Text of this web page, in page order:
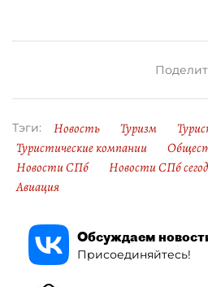
Тэги: Новость Туризм
Туристические компании
Новости СПб
Новости СПб
Авиация
Обсуждаем
Присоединяйтесь!